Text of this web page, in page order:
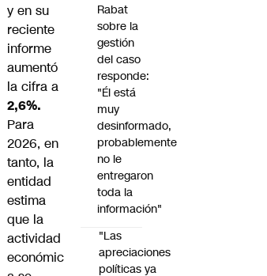
y en su
reciente
informe
aumentó
la cifra a
2,6%.
Para
2026, en
tanto, la
entidad
estima
que la
actividad
económic
Rabat
sobre la
gestión
del caso
responde:
"Él está
muy
desinformado,
probablemente
no le
entregaron
toda la
información"
"Las
apreciaciones
políticas ya